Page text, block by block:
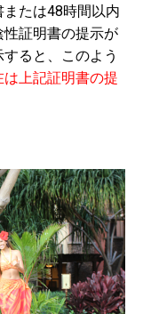
たは48時間以内
証明書の提示が
ると、このよう
は上記証明書の提